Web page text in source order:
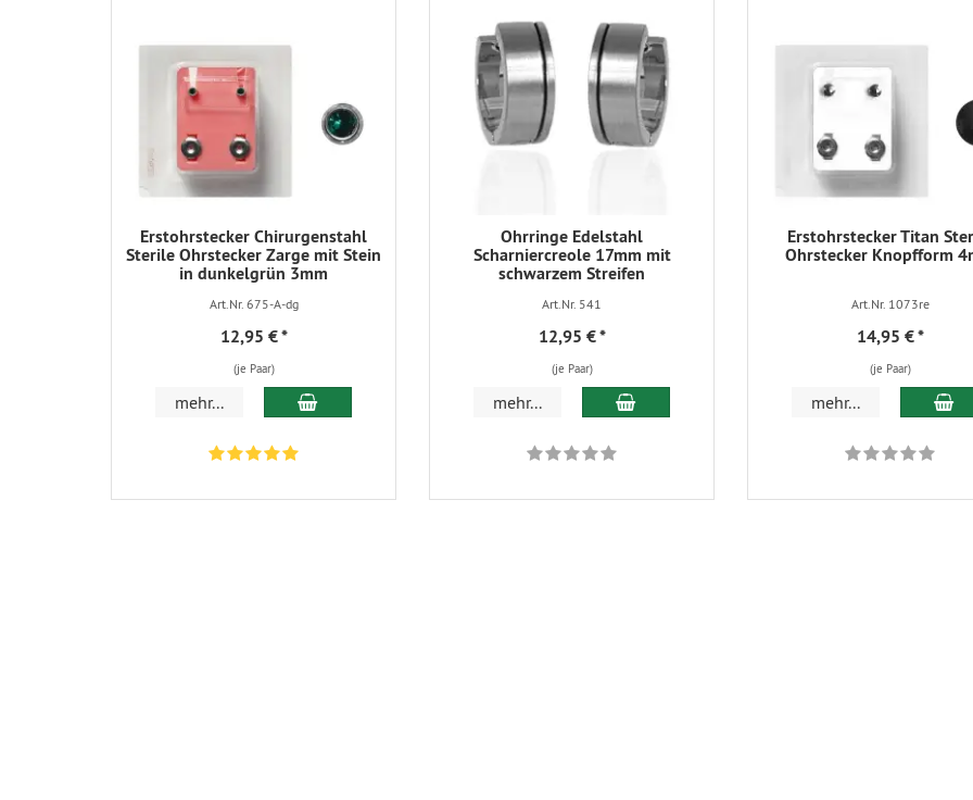
Erstohrstecker Chirurgenstahl
Sterile Ohrstecker Zarge mit Stein
in dunkelgrün 3mm
Art.Nr. 675-A-dg
12,95 €*
(je Paar)
mehr... In den Warenkorb
Ohrringe Edelstahl
Scharniercreole 17mm mit
schwarzem Streifen
Art.Nr. 541
12,95 €*
(je Paar)
mehr... In den Warenkorb
Erstohrstecker Titan
Ohrstecker Knopfform
Art.Nr. 1073re
14,95 €*
(je Paar)
mehr... In